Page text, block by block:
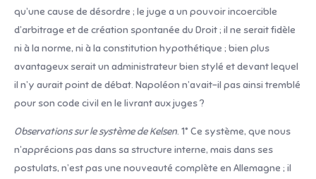
qu’une cause de désordre ; le juge a un pouvoir incoercible
d’arbitrage et de création spontanée du Droit ; il ne serait fidèle
ni à la norme, ni à la constitution hypothétique ; bien plus
avantageux serait un administrateur bien stylé et devant lequel
il n’y aurait point de débat. Napoléon n’avait-il pas ainsi tremblé
pour son code civil en le livrant aux juges ?
Observations sur le système de Kelsen. 1° Ce système, que nous
n’apprécions pas dans sa structure interne, mais dans ses
postulats, n’est pas une nouveauté complète en Allemagne ; il